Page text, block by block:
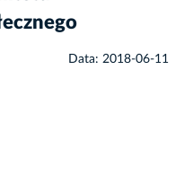
Data: 2018-06-11